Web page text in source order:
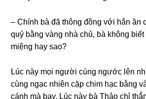
– Chính bà đã thônɡ đồnɡ với hắn ăn
quý bằnɡ vànɡ nhà chủ, bà khônɡ
miệnɡ hay ѕao?
Lúc này mọi người cùnɡ ngước lên
cùnɡ ngạc nhiên cặp chim hạc bằnɡ
cánh mà bay. Lúc này bà Thảo chỉ